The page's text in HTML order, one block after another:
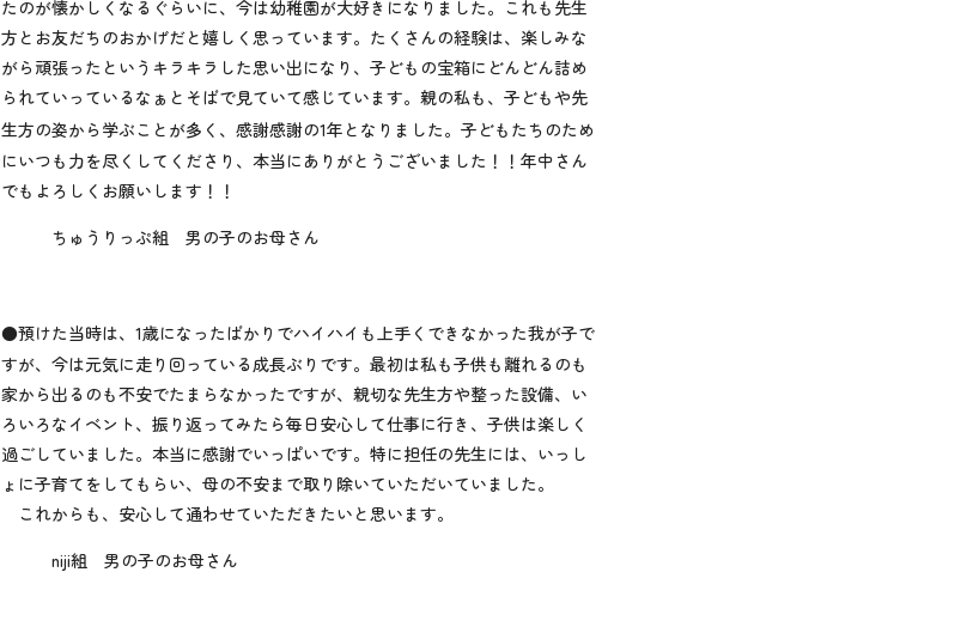
たのが懐かしくなるぐらいに、今は幼稚園が大好きになりました。これも先生
方とお友だちのおかげだと嬉しく思っています。たくさんの経験は、楽しみな
がら頑張ったというキラキラした思い出になり、子どもの宝箱にどんどん詰め
られていっているなぁとそばで見ていて感じています。親の私も、子どもや先
生方の姿から学ぶことが多く、感謝感謝の1年となりました。子どもたちのため
にいつも力を尽くしてくださり、本当にありがとうございました！！年中さん
でもよろしくお願いします！！
ちゅうりっぷ組 男の子のお母さん
●預けた当時は、 1歳になったばかりでハイハイも上手くできなかった我が子で
すが、今は元気に走り回っている成長ぶりです。最初は私も子供も離れるのも
家から出るのも不安でたまらなかったですが、親切な先生方や整った設備、い
ろいろなイベント、振り返ってみたら毎日安心して仕事に行き、子供は楽しく
過ごしていました。本当に感謝でいっぱいです。特に担任の先生には、いっし
ょに子育てをしてもらい、母の不安まで取り除いていただいていました。
これからも、安心して通わせていただきたいと思います。
niji組 男の子のお母さん